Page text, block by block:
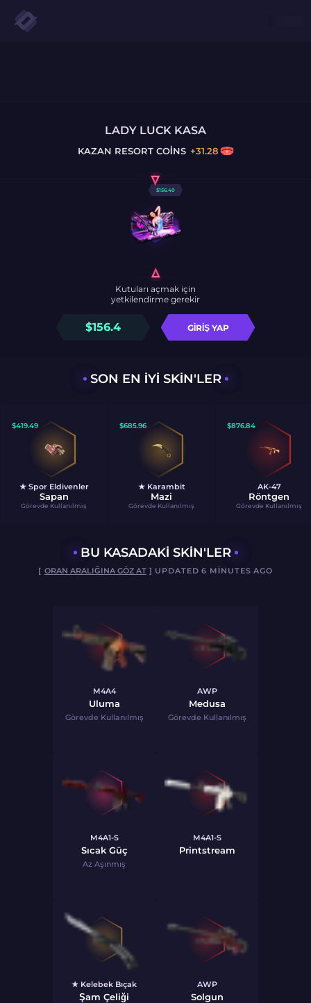
LADY LUCK KASA
KAZAN RESORT COINS +31.28
$156.40
$156.4 GIRIŞ YAP
Kutuları açmak için
yetkilendirme gerekir
SON EN IYI SKIN'LER
$419.49
★ Spor Eldivenler
Sapan
Görevde Kullanılmış
$685.96
★ Karambit
Mazi
Görevde Kullanılmış
$876.84
AK-47
Röntgen
Görevde Kullanılmış
BU KASADAKI SKIN'LER
[ ORAN ARALIĞINA GÖZ AT] UPDATED 6 MINUTES AGO
M4A4
Uluma
Görevde Kullanılmış
AWP
Medusa
Görevde Kullanılmış
M4A1-S
Sıcak Güç
Az Aşınmış
M4A1-S
Printstream
★ Kelebek Bıçak
Şam Çeliği
AWP
Solgun